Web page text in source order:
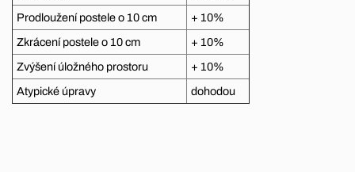
Prodloužení postele o 10 cm
+ 10%
Zkrácení postele o 10 cm
+ 10%
Zvýšení úložného prostoru
+ 10%
Atypické úpravy
dohodou